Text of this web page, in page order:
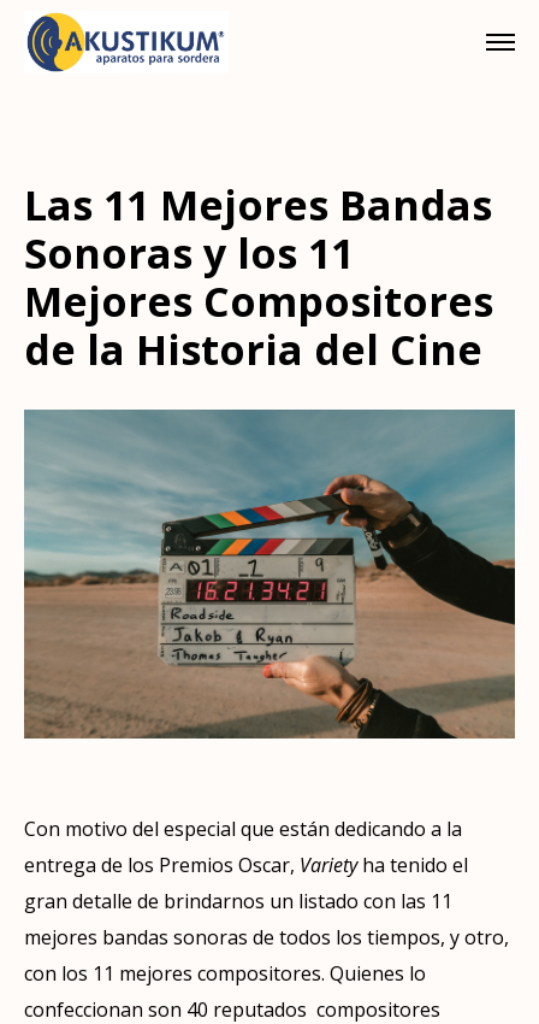
Las 11 Mejores Bandas
Sonoras y los 11
Mejores Compositores
de la Historia del Cine
Con motivo del especial que están dedicando a la
entrega de los Premios Oscar, Varietyha tenido el
gran detalle de brindarnos un listado con las 11
mejores bandas sonoras de todos los tiempos, y otro,
con los 11 mejores compositores. Quienes lo
confeccionan son 40 reputados compositores